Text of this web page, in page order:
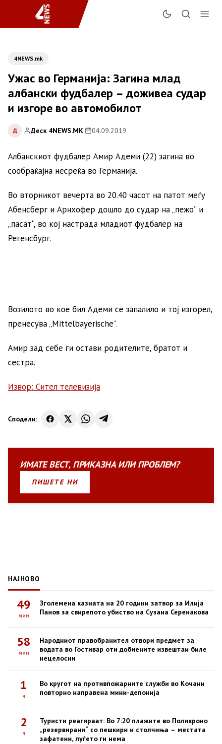
4NEWS.mk
Ужас во Германија: Загина млад
албански фудбалер – доживеа судар
и изгоре во автомобилот
Д Деск 4NEWS.MK| 04.09.2019
Албанскиот фудбалер Амир Адеми (22) загина во
сообраќајна несреќа во Германија.
Во вторникот вечерта во 20.40 часот на патот меѓу
Абенсберг и Арнхофер дошло до судар на „пежо“ и
„пасат“, во кој настрада младиот фудбалер на
Регенсбург.
Возилото во кое бил Адеми се запалило и тој изгорел,
пренесува „Мittelbayerische”.
Амир зад себе ги остави родителите, братот и
сестра.
Извор: Сител телевизија
Сподели:
ИМАТЕВЕСТ, ПРИКАЗНАИЛИПРОБЛЕМ?
ПИШЕТЕ НИ
НАЈНОВО
49
мин
Зголемена казната на 20 години затвор за Илија
Панов за свирепото убиство на Сузана Серенакова
58
мин
Народниот правобранител отвори предмет за
водата во Гостивар оти добиените извештаи биле
нецелосни
1
ч
Во кругот на противпожарните служби во Кочани
повторно направена мини-депонија
2
ч
Туристи реагираат: Во 7:20 плажите во Полихроно
„резервирани“ со пешкири и столчиња – местата
зафатени, луѓето ги нема